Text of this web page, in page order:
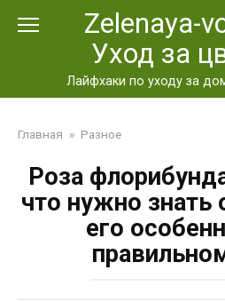
Zelenaya-
Уход за
Лайфхаки по уходу за
Главная » Разное
Роза
что нужно знать
его